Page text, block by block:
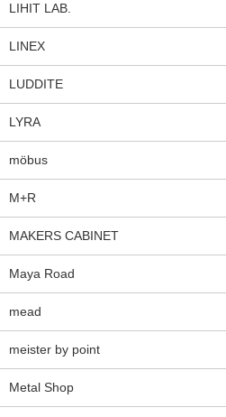
LIHIT LAB.
LINEX
LUDDITE
LYRA
möbus
M+R
MAKERS CABINET
Maya Road
mead
meister by point
Metal Shop